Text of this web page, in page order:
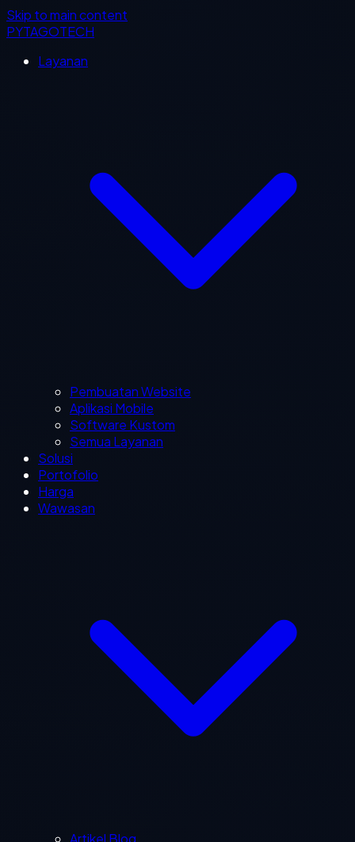
Skip to main content
PYTAGOTECH
Layanan
Pembuatan Website
Aplikasi Mobile
Software Kustom
Semua Layanan
Solusi
Portofolio
Harga
Wawasan
Artikel Blog